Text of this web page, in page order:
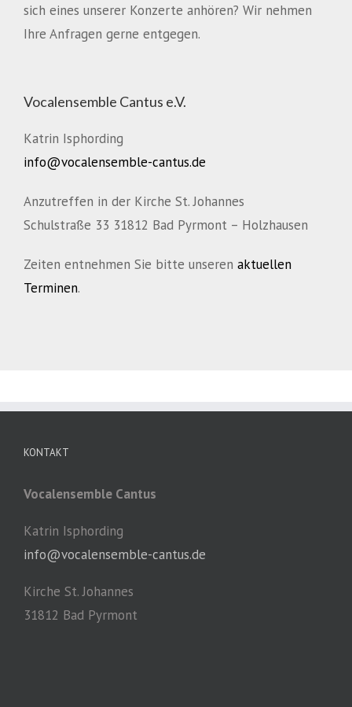
sich eines unserer Konzerte anhören? Wir nehmen
Ihre Anfragen gerne entgegen.
Vocalensemble Cantus e.V.
Katrin Isphording
info@vocalensemble-cantus.de
Anzutreffen in der Kirche St. Johannes
Schulstraße 33 31812 Bad Pyrmont – Holzhausen
Zeiten entnehmen Sie bitte unseren aktuellen
Terminen.
KONTAKT
Vocalensemble Cantus
Katrin Isphording
info@vocalensemble-cantus.de
Kirche St. Johannes
31812 Bad Pyrmont